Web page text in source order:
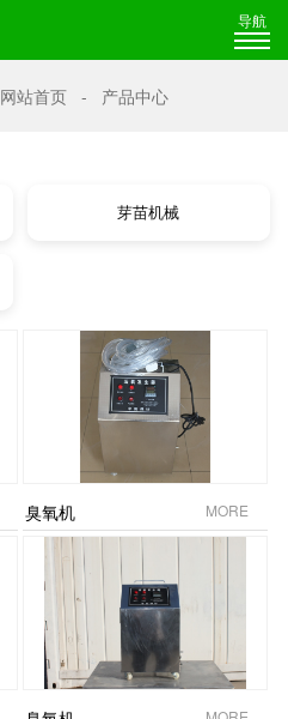
导航
网站首页 - 产品中心
芽苗机械
臭氧机 MORE